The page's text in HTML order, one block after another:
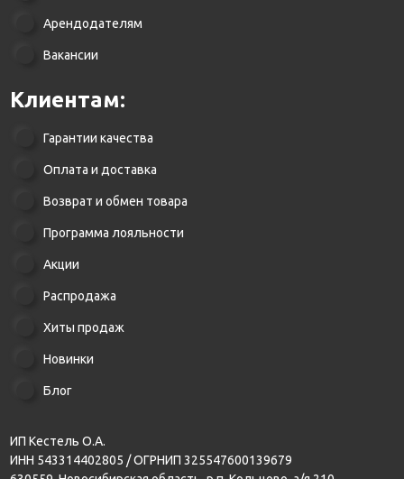
Арендодателям
Вакансии
Клиентам:
Гарантии качества
Оплата и доставка
Возврат и обмен товара
Программа лояльности
Акции
Распродажа
Хиты продаж
Новинки
Блог
ИП Кестель О.А.
ИНН 543314402805 / ОГРНИП 325547600139679